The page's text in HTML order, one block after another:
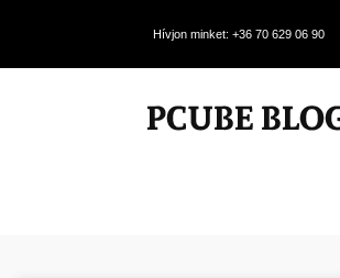
Hívjon minket: +36 70 629 06 90